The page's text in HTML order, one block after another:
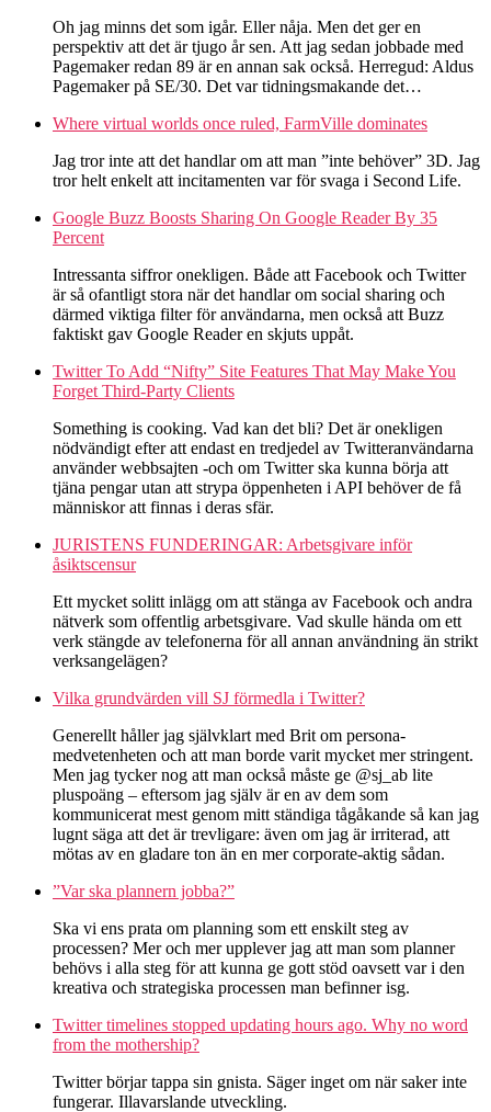
Oh jag minns det som igår. Eller nåja. Men det ger en
perspektiv att det är tjugo år sen. Att jag sedan jobbade med
Pagemaker redan 89 är en annan sak också. Herregud: Aldus
Pagemaker på SE/30. Det var tidningsmakande det…
Where virtual worlds once ruled, FarmVille dominates
Jag tror inte att det handlar om att man ”inte behöver” 3D. Jag
tror helt enkelt att incitamenten var för svaga i Second Life.
Google Buzz Boosts Sharing On Google Reader By 35
Percent
Intressanta siffror onekligen. Både att Facebook och Twitter
är så ofantligt stora när det handlar om social sharing och
därmed viktiga filter för användarna, men också att Buzz
faktiskt gav Google Reader en skjuts uppåt.
Twitter To Add “Nifty” Site Features That May Make You
Forget Third-Party Clients
Something is cooking. Vad kan det bli? Det är onekligen
nödvändigt efter att endast en tredjedel av Twitteranvändarna
använder webbsajten -och om Twitter ska kunna börja att
tjäna pengar utan att strypa öppenheten i API behöver de få
människor att finnas i deras sfär.
JURISTENS FUNDERINGAR: Arbetsgivare inför
åsiktscensur
Ett mycket solitt inlägg om att stänga av Facebook och andra
nätverk som offentlig arbetsgivare. Vad skulle hända om ett
verk stängde av telefonerna för all annan användning än strikt
verksangelägen?
Vilka grundvärden vill SJ förmedla i Twitter?
Generellt håller jag självklart med Brit om persona-
medvetenheten och att man borde varit mycket mer stringent.
Men jag tycker nog att man också måste ge @sj_ab lite
pluspoäng – eftersom jag själv är en av dem som
kommunicerat mest genom mitt ständiga tågåkande så kan jag
lugnt säga att det är trevligare: även om jag är irriterad, att
mötas av en gladare ton än en mer corporate-aktig sådan.
”Var ska plannern jobba?”
Ska vi ens prata om planning som ett enskilt steg av
processen? Mer och mer upplever jag att man som planner
behövs i alla steg för att kunna ge gott stöd oavsett var i den
kreativa och strategiska processen man befinner isg.
Twitter timelines stopped updating hours ago. Why no word
from the mothership?
Twitter börjar tappa sin gnista. Säger inget om när saker inte
fungerar. Illavarslande utveckling.